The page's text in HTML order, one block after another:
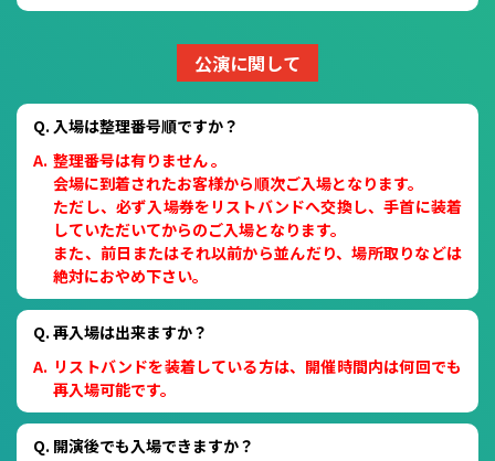
公演に関して
入場は整理番号順ですか？
整理番号は有りません 。
会場に到着されたお客様から順次ご入場となります。
ただし、必ず入場券をリストバンドへ交換し、手首に装着
していただいてからのご入場となります。
また、前日またはそれ以前から並んだり、場所取りなどは
絶対におやめ下さい。
再入場は出来ますか？
リストバンドを装着している方は、開催時間内は何回でも
再入場可能です。
開演後でも入場できますか？